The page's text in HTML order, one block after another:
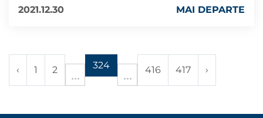
2021.12.30
MAI DEPARTE
‹ 1 2 324 416 417 ›